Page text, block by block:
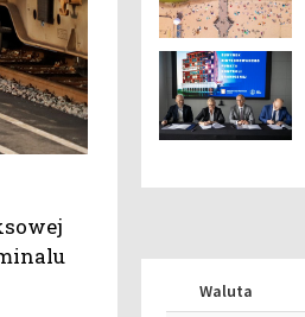
Waluta